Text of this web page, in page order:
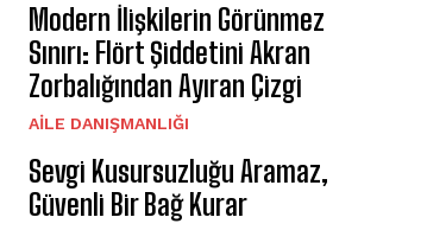
Modern İlişkilerin Görünmez
Sınırı: Flört Şiddetini Akran
Zorbalığından Ayıran Çizgi
AILE DANIŞMANLIĞI
Sevgi Kusursuzluğu Aramaz,
Güvenli Bir Bağ Kurar